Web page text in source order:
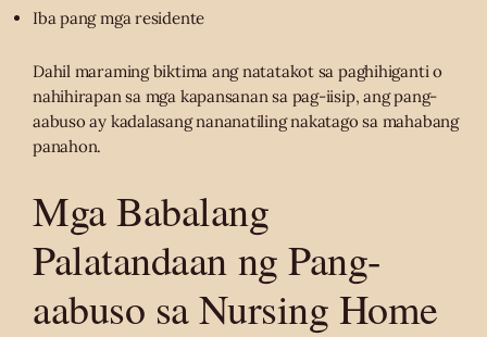
Iba pang mga residente
Dahil maraming biktima ang natatakot sa paghihiganti o
nahihirapan sa mga kapansanan sa pag-iisip, ang pang-
aabuso ay kadalasang nananatiling nakatago sa mahabang
panahon.
Mga Babalang
Palatandaan ng Pang-
aabuso sa Nursing Home